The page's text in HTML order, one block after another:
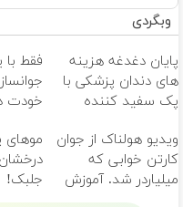
وبگردی
پایان دغدغه هزینه
های دندان پزشکی با
پک سفید کننده
فقط با
خودت
ویدیو هولناک از جوان
کارتن خوابی که
میلیاردر شد. آموزش
جلبک!